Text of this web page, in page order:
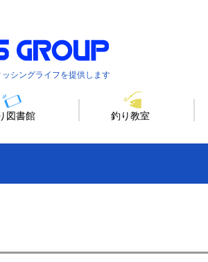
シングライフを提供します
図書館 釣り教室